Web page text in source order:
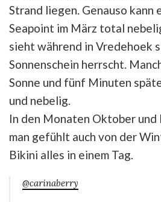
Strand liegen. Genauso kann
Seapoint im März total
sieht während in Vredehoek
Sonnenschein herrscht.
Sonne und fünf Minuten
und nebelig.
In den Monaten Oktober und
man gefühlt auch von der
Bikini alles in einem Tag.
@carinaberry